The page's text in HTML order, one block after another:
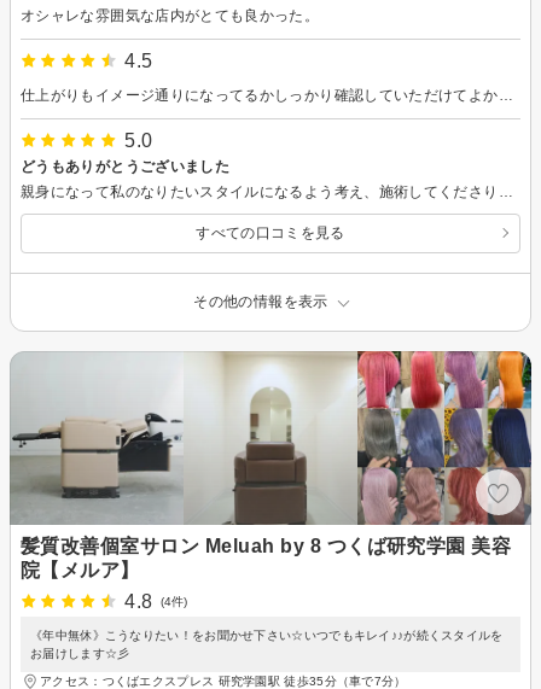
オシャレな雰囲気な店内がとても良かった。
4.5
5.0
どうもありがとうございました
すべての口コミを見る
その他の情報を表示
髪質改善個室サロン Meluah by 8 つくば研究学園 美容
院【メルア】
4.8
(4件)
《年中無休》こうなりたい！をお聞かせ下さい☆いつでもキレイ♪♪が続くスタイルを
お届けします☆彡
アクセス：つくばエクスプレス 研究学園駅 徒歩35分（車で7分）